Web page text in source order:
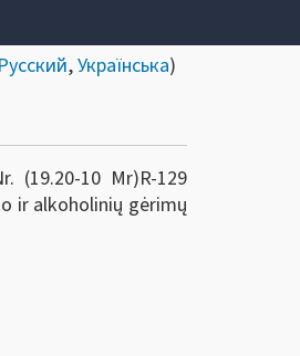
Русский,Українська)
(19.20-10 Mr)R-129
ir alkoholinių gėrimų